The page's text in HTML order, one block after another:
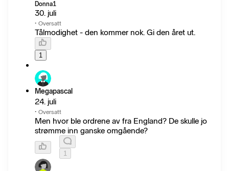
Donna1
30. juli
· Oversatt
Tålmodighet - den kommer nok. Gi den året ut.
1
Megapascal
24. juli
· Oversatt
Men hvor ble ordrene av fra England? De skulle jo
strømme inn ganske omgående?
1